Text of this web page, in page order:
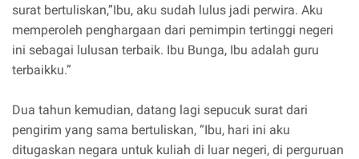
surat bertuliskan,”Ibu, aku sudah lulus jadi perwira. Aku
memperoleh penghargaan dari pemimpin tertinggi negeri
ini sebagai lulusan terbaik. Ibu Bunga, Ibu adalah guru
terbaikku.”
Dua tahun kemudian, datang lagi sepucuk surat dari
pengirim yang sama bertuliskan, “Ibu, hari ini aku
ditugaskan negara untuk kuliah di luar negeri, di perguruan